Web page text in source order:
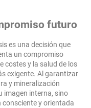
futuro
es una decisión que
un compromiso
costes y la salud de los
exigente. Al garantizar
y mineralización
imagen interna, sino
y orientada